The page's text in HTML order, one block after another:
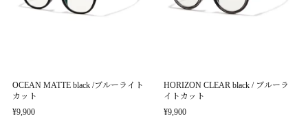
OCEAN MATTE black /ブルーライト
カット
¥9,900
HORIZON CLEAR black / ブルーラ
イトカット
¥9,900